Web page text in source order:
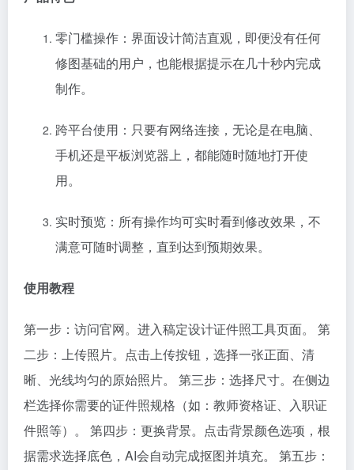
零门槛操作：界面设计简洁直观，即便没有任何
修图基础的用户，也能根据提示在几十秒内完成
制作。
跨平台使用：只要有网络连接，无论是在电脑、
手机还是平板浏览器上，都能随时随地打开使
用。
实时预览：所有操作均可实时看到修改效果，不
满意可随时调整，直到达到预期效果。
使用教程
第一步：访问官网。进入稿定设计证件照工具页面。 第
二步：上传照片。点击上传按钮，选择一张正面、清
晰、光线均匀的原始照片。 第三步：选择尺寸。在侧边
栏选择你需要的证件照规格（如：教师资格证、入职证
件照等）。 第四步：更换背景。点击背景颜色选项，根
据需求选择底色，AI会自动完成抠图并填充。 第五步：